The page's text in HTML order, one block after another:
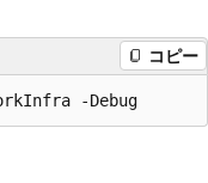
コピー